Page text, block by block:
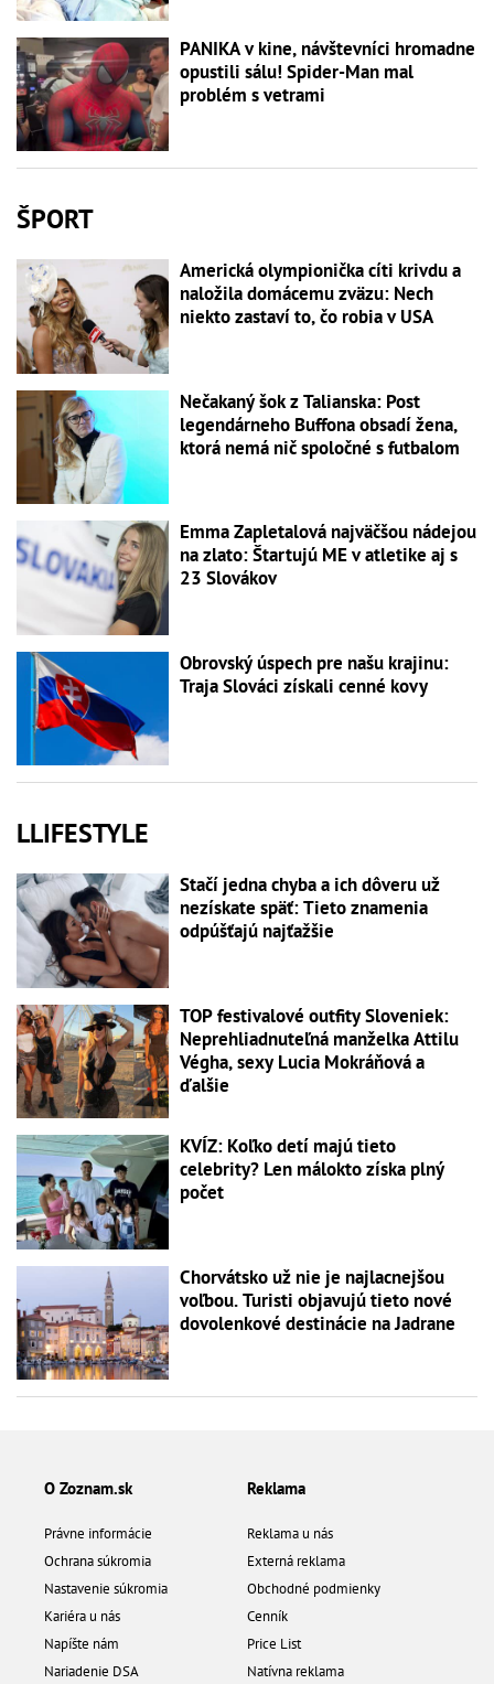
PANIKA v kine, návštevníci hromadne
opustili sálu! Spider-Man mal
problém s vetrami
ŠPORT
Americká olympionička cíti krivdu a
naložila domácemu zväzu: Nech
niekto zastaví to, čo robia v USA
Nečakaný šok z Talianska: Post
legendárneho Buffona obsadí žena,
ktorá nemá nič spoločné s futbalom
Emma Zapletalová najväčšou nádejou
na zlato: Štartujú ME v atletike aj s
23 Slovákov
Obrovský úspech pre našu krajinu:
Traja Slováci získali cenné kovy
LLIFESTYLE
Stačí jedna chyba a ich dôveru už
nezískate späť: Tieto znamenia
odpúšťajú najťažšie
TOP festivalové outfity Sloveniek:
Neprehliadnuteľná manželka Attilu
Végha, sexy Lucia Mokráňová a
ďalšie
KVÍZ: Koľko detí majú tieto
celebrity? Len málokto získa plný
počet
Chorvátsko už nie je najlacnejšou
voľbou. Turisti objavujú tieto nové
dovolenkové destinácie na Jadrane
O Zoznam.sk
Právne informácie
Ochrana súkromia
Nastavenie súkromia
Kariéra u nás
Napíšte nám
Nariadenie DSA
Reklama
Reklama u nás
Externá reklama
Obchodné podmienky
Cenník
Price List
Natívna reklama